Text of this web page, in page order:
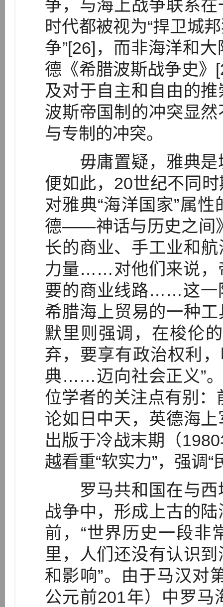
争，与海上战争联系
时代都被视为“捍卫城
争”[26]，而非海洋和
德《希腊波斯战争史》
及对于自主和自由的
波斯帝国制的冲突显
与专制的冲突。
毋庸置疑，雅典是
便如此，20世纪不同
对雅典“海洋国家”属
德——神话与历史之间
长的商业、手工业和
力量……对他们来说
要的商业线路……这一
希腊海上贸易的一种
默里则强调，在梭伦
弃，要享有政治权利
典……迈向社会正义”
位学者的关注点有别
论如日中天，英德海
出版于冷战末期（
越看重“软实力”，强调
罗马共和国在与西
战争中，形成上古的
前，“世界历史一段非
里，人们还没有认识
和影响”。由于马汉对
公元前201年）中罗马